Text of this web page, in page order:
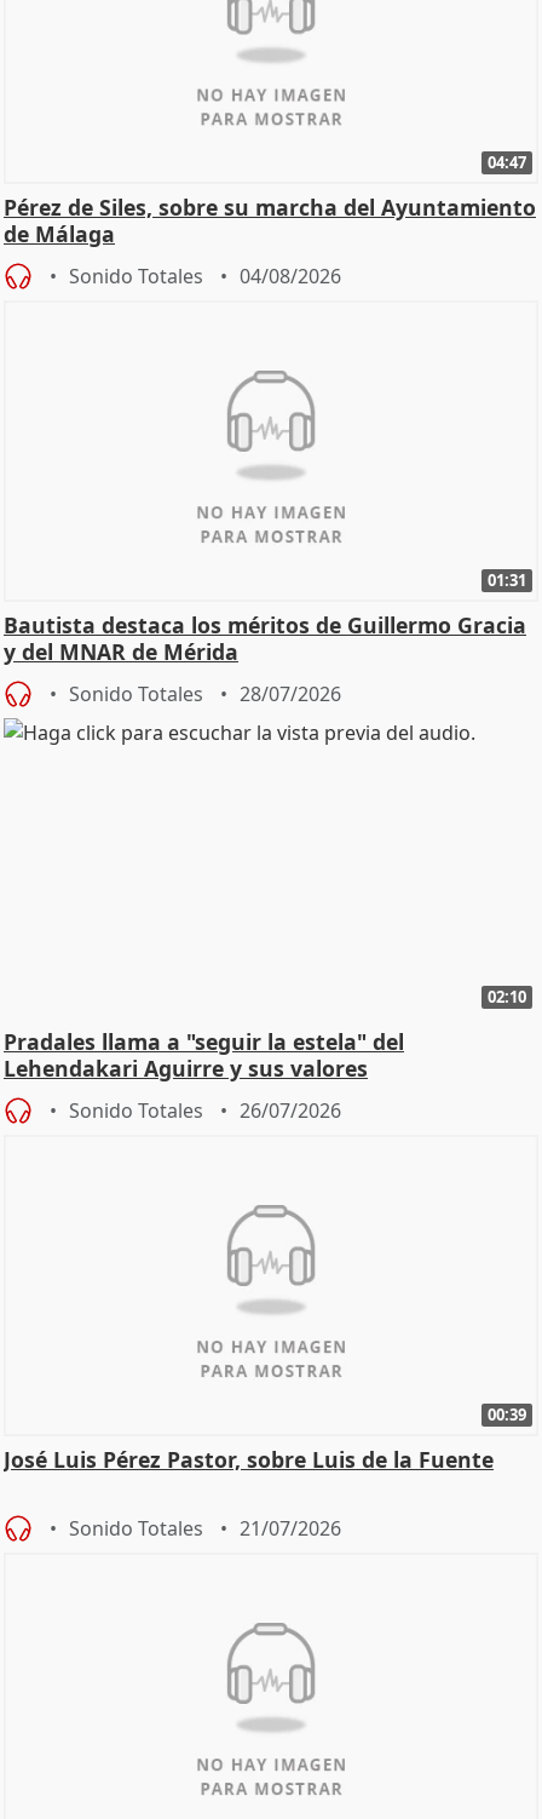
04:47
Pérez de Siles, sobre su marcha del Ayuntamiento
de Málaga
Sonido Totales 04/08/2026
01:31
Bautista destaca los méritos de Guillermo Gracia
y del MNAR de Mérida
Sonido Totales 28/07/2026
02:10
Pradales llama a "seguir la estela" del
Lehendakari Aguirre y sus valores
Sonido Totales 26/07/2026
00:39
José Luis Pérez Pastor, sobre Luis de la Fuente
Sonido Totales 21/07/2026